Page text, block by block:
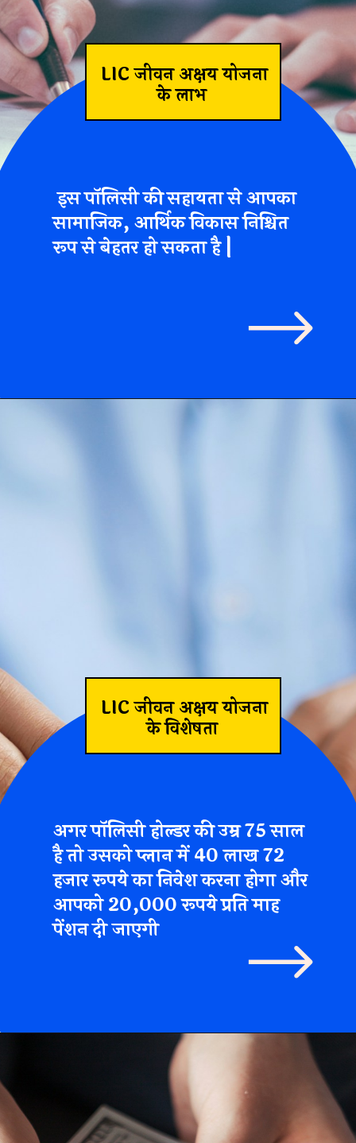
LIC जीवन अक्षय योजना
के लाभ
इस पॉलिसी की सहायता से आपका
सामाजिक, आर्थिक विकास निश्चित
रूप से बेहतर हो सकता है |
LIC जीवन अक्षय योजना
के विशेषता
अगर पॉलिसी होल्डर की उम्र 75 साल
है तो उसको प्लान में 40 लाख 72
हजार रूपये का निवेश करना होगा और
आपको20,000 रूपये प्रति माह
पेंशन दी जाएगी